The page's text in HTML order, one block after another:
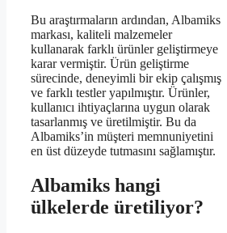
Bu araştırmaların ardından, Albamiks
markası, kaliteli malzemeler
kullanarak farklı ürünler geliştirmeye
karar vermiştir. Ürün geliştirme
sürecinde, deneyimli bir ekip çalışmış
ve farklı testler yapılmıştır. Ürünler,
kullanıcı ihtiyaçlarına uygun olarak
tasarlanmış ve üretilmiştir. Bu da
Albamiks’in müşteri memnuniyetini
en üst düzeyde tutmasını sağlamıştır.
Albamiks hangi
ülkelerde üretiliyor?